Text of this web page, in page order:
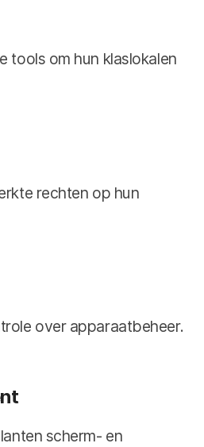
tools om hun klaslokalen
rechten op hun
over apparaatbeheer.
scherm- en